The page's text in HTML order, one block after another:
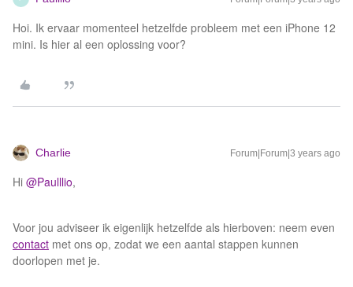
Hoi. Ik ervaar momenteel hetzelfde probleem met een iPhone 12
mini. Is hier al een oplossing voor?
Charlie Forum|Forum|3 years ago
Hi @Paulllio,
Voor jou adviseer ik eigenlijk hetzelfde als hierboven: neem even
contact met ons op, zodat we een aantal stappen kunnen
doorlopen met je.